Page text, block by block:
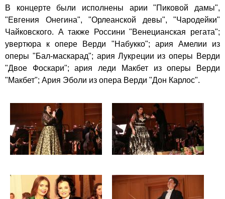
В концерте были исполнены арии "Пиковой дамы",
"Евгения Онегина", "Орлеанской девы", "Чародейки"
Чайковского. А также Россини "Венецианская регата";
увертюра к опере Верди "Набукко"; ария Амелии из
оперы "Бал-маскарад"; ария Лукреции из оперы Верди
"Двое Фоскари"; ария леди Макбет из оперы Верди
"Макбет"; Ария Эболи из опера Верди "Дон Карлос".